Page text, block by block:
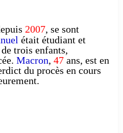
2007, se sont
était étudiant et
trois enfants,
Macron, 47 ans, est en
du procès en cours